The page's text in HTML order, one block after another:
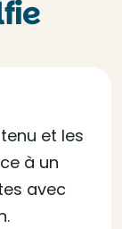
et les
à un
avec